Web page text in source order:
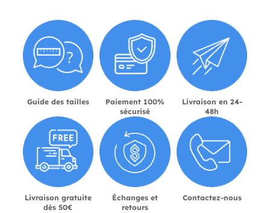
Guide des tailles
Paiement 100%
sécurisé
Livraison en 24-
48h
Livraison gratuite
dès 50€
Échanges et
retours
Contactez-nous